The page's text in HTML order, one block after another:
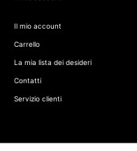
Il mio account
Carrello
La mia lista dei desideri
Contatti
Servizio clienti